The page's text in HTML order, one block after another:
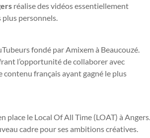
réalise des vidéos essentiellement
personnels.
fondé par Amixem à Beaucouzé.
l’opportunité de collaborer avec
contenu français ayant gagné le plus
le Local Of All Time (LOAT) à Angers.
cadre pour ses ambitions créatives.